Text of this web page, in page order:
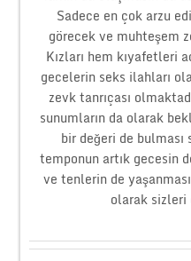
Sadece en çok arzu
görecek ve muhteşem
Kızları hem kıyafetleri
gecelerin seks ilahları
zevk tanrıçası
sunumların da olarak
bir değeri de
temponun artık gecesin
ve tenlerin de
olarak